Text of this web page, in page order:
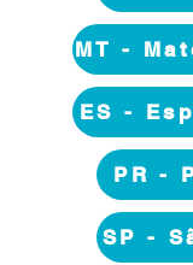
MT -
ES -
PR -
SP -